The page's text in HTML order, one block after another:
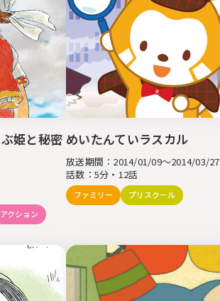
姫と秘密
クション
めいたんていラスカル
放送期間：2014/01/09～2014/03/27
話数：5分・12話
ファミリー プリスクール